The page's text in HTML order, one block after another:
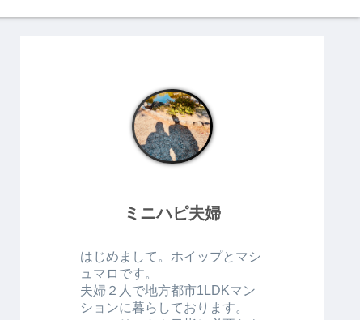
ミニハピ夫婦
はじめまして。ホイップとマシ
ュマロです。
夫婦２人で地方都市1LDKマン
ションに暮らしております。